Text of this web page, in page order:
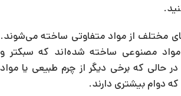
مختلف از مواد متفاوتی ساخته می‌شوند.
مصنوعی ساخته شده‌اند که سبکتر و
حالی که برخی دیگر از چرم طبیعی یا مواد
دوام بیشتری دارند.